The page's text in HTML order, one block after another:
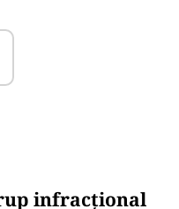
infracțional